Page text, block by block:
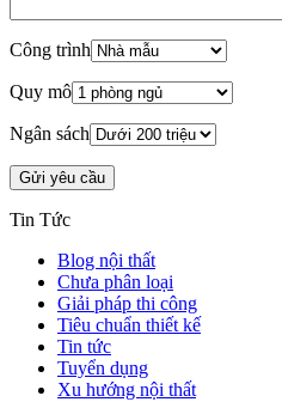
Công trình
Quy mô
Ngân sách
Tin Tức
Blog nội thất
Chưa phân loại
Giải pháp thi công
Tiêu chuẩn thiết kế
Tin tức
Tuyển dụng
Xu hướng nội thất